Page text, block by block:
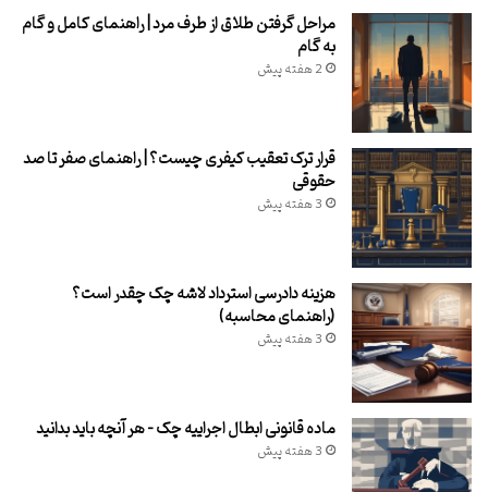
مراحل گرفتن طلاق از طرف مرد | راهنمای کامل و گام
به گام
2 هفته پیش
قرار ترک تعقیب کیفری چیست؟ | راهنمای صفر تا صد
حقوقی
3 هفته پیش
هزینه دادرسی استرداد لاشه چک چقدر است؟
(راهنمای محاسبه)
3 هفته پیش
ماده قانونی ابطال اجراییه چک – هر آنچه باید بدانید
3 هفته پیش